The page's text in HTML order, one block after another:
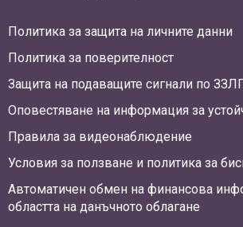
Политика за защита на личните данни
Политика за поверителност
Защита на подаващите сигнали по
Оповестяване на информация за
Правила за видеонаблюдение
Условия за ползване и политика за
Автоматичен обмен на финансова
областта на данъчното облагане